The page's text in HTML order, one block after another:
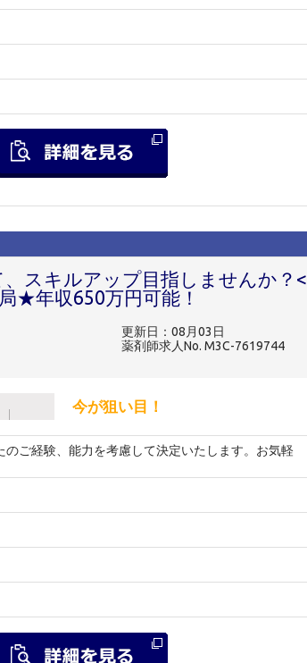
スキルアップ目指しませんか？<
★年収650万円可能！
更新日：08月03日
薬剤師求人No. M3C-7619744
今が狙い目！
ご経験、能力を考慮して決定いたします。お気軽